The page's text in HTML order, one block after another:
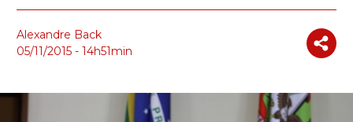
Alexandre Back
05/11/2015 - 14h51min